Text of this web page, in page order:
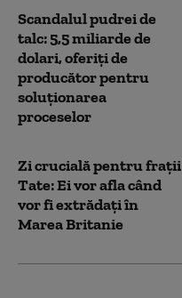
Scandalul pudrei de
talc: 5,5 miliarde de
dolari, oferiți de
producător pentru
soluționarea
proceselor
Zi crucială pentru frații
Tate: Ei vor afla când
vor fi extrădați în
Marea Britanie